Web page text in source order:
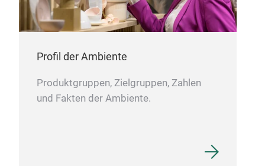
Profil der Ambiente
Produktgruppen, Zielgruppen, Zahlen
und Fakten der Ambiente.